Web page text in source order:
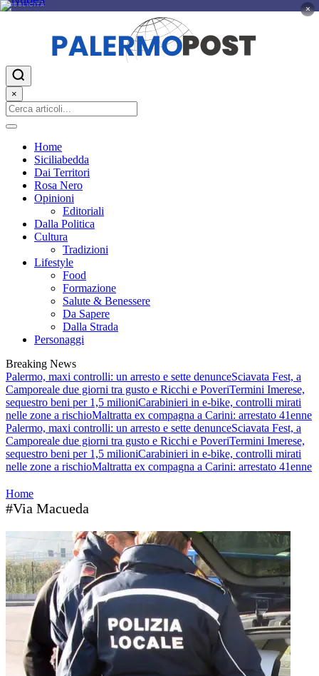
PUBBLICITÀ ×
×
Home
Siciliabedda
Dai Territori
Rosa Nero
Opinioni
Editoriali
Dalla Politica
Cultura
Tradizioni
Lifestyle
Food
Formazione
Salute & Benessere
Da Sapere
Dalla Strada
Personaggi
Breaking News
Palermo, maxi controlli: un arresto e sette denunceSciavata Fest, a
Camporeale due giorni tra gusto e Ricchi e PoveriTermini Imerese,
sequestro beni per 1,5 milioniCarabinieri in e-bike, controlli mirati
nelle zone a rischioMaltratta ex compagna a Carini: arrestato 41enne
Palermo, maxi controlli: un arresto e sette denunceSciavata Fest, a
Camporeale due giorni tra gusto e Ricchi e PoveriTermini Imerese,
sequestro beni per 1,5 milioniCarabinieri in e-bike, controlli mirati
nelle zone a rischioMaltratta ex compagna a Carini: arrestato 41enne
Home
#Via Macueda